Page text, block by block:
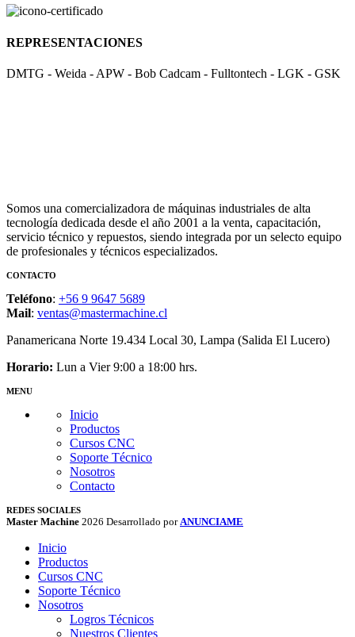
REPRESENTACIONES
DMTG - Weida - APW - Bob Cadcam - Fulltontech - LGK - GSK
Somos una comercializadora de máquinas industriales de alta
tecnología dedicada desde el año 2001 a la venta, capacitación,
servicio técnico y repuestos, siendo integrada por un selecto equipo
de profesionales y técnicos especializados.
CONTACTO
Teléfono: +56 9 9647 5689
Mail: ventas@mastermachine.cl
Panamericana Norte 19.434 Local 30, Lampa (Salida El Lucero)
Horario: Lun a Vier 9:00 a 18:00 hrs.
MENU
Inicio
Productos
Cursos CNC
Soporte Técnico
Nosotros
Contacto
REDES SOCIALES
Master Machine 2026 Desarrollado por ANUNCIAME
Inicio
Productos
Cursos CNC
Soporte Técnico
Nosotros
Logros Técnicos
Nuestros Clientes